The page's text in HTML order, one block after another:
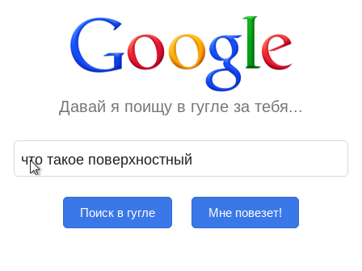
Давай я поищу в гугле за тебя...
Поиск в гугле Мне повезет!